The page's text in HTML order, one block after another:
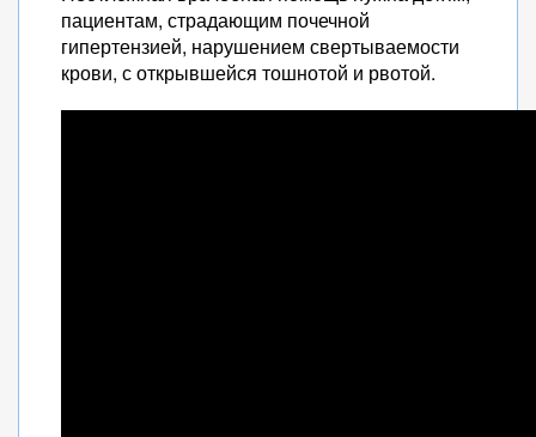
пациентам, страдающим почечной
гипертензией, нарушением свертываемости
крови, с открывшейся тошнотой и рвотой.